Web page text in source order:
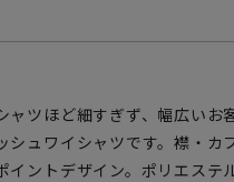
ャツほど細すぎず、幅広いお
シュワイシャツです。襟・カ
ントデザイン。ポリエステ